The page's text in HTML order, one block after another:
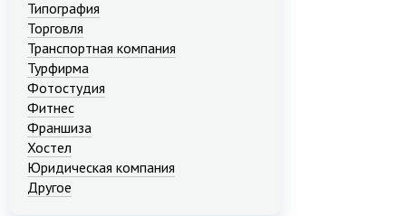
Типография
Торговля
Транспортная компания
Турфирма
Фотостудия
Фитнес
Франшиза
Хостел
Юридическая компания
Другое